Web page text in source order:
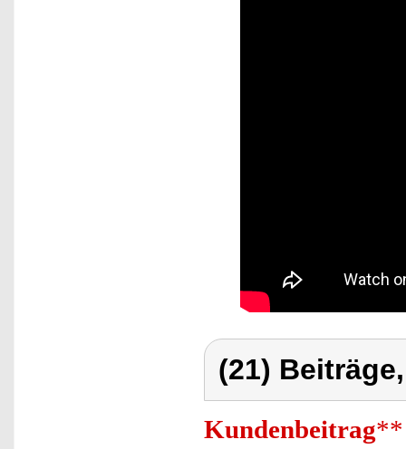
(21)
Kundenbeitrag**